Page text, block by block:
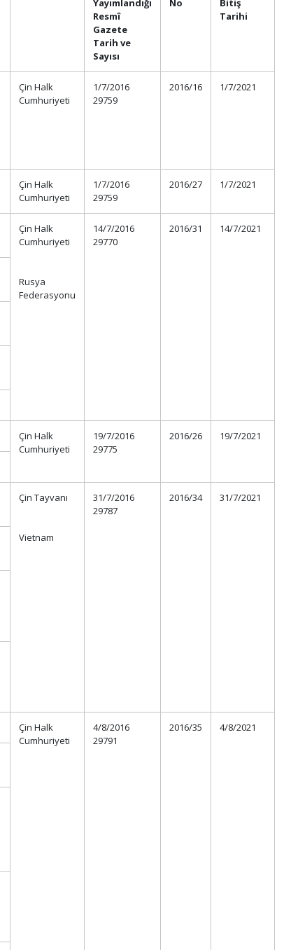
Yayımlandığı
Resmî
Gazete
Tarih ve
Sayısı
No
Bitiş
Tarihi
Çin Halk
Cumhuriyeti
1/7/2016
29759
2016/16 1/7/2021
Çin Halk
Cumhuriyeti
1/7/2016
29759
2016/27 1/7/2021
Çin Halk
Cumhuriyeti
Rusya
Federasyonu
14/7/2016
29770
2016/31 14/7/2021
Çin Halk
Cumhuriyeti
19/7/2016
29775
2016/26 19/7/2021
Çin Tayvanı
Vietnam
31/7/2016
29787
2016/34 31/7/2021
Çin Halk
Cumhuriyeti
4/8/2016
29791
2016/35 4/8/2021